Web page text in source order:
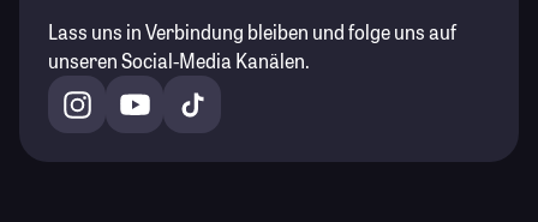
Lass uns in Verbindung bleiben und folge uns auf
unseren Social-Media Kanälen.